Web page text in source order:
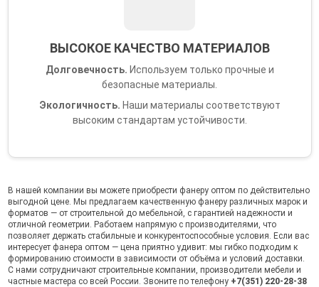
ВЫСОКОЕ КАЧЕСТВО МАТЕРИАЛОВ
Долговечность. Используем только прочные и
безопасные материалы.
Экологичность. Наши материалы соответствуют
высоким стандартам устойчивости.
В нашей компании вы можете приобрести фанеру оптом по действительно
выгодной цене. Мы предлагаем качественную фанеру различных марок и
форматов — от строительной до мебельной, с гарантией надежности и
отличной геометрии. Работаем напрямую с производителями, что
позволяет держать стабильные и конкурентоспособные условия. Если вас
интересует фанера оптом — цена приятно удивит: мы гибко подходим к
формированию стоимости в зависимости от объёма и условий доставки.
С нами сотрудничают строительные компании, производители мебели и
частные мастера со всей России. Звоните по телефону +7(351) 220-28-38